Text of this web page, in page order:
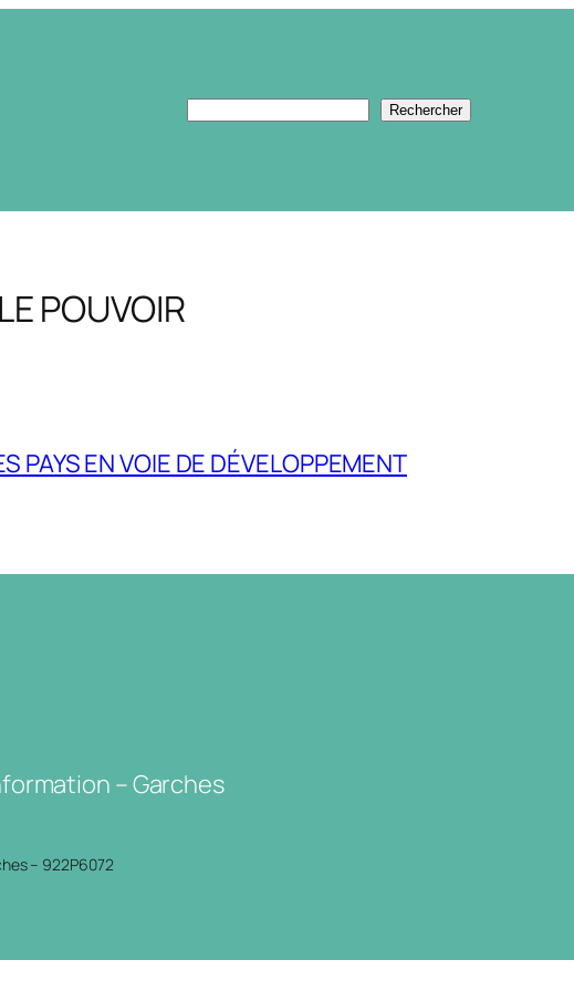
Rechercher Rechercher
POUVOIR
PAYS EN VOIE DE DÉVELOPPEMENT
– Garches
– 922P6072